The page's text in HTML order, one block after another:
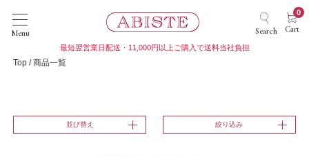
Menu Search Cart
0
最短翌営業日配送・11,000円以上ご購入で送料当社負担
Top 商品一覧
並び替え 絞り込み